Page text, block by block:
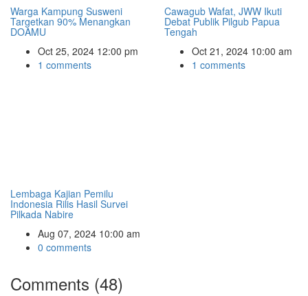
Warga Kampung Susweni
Targetkan 90% Menangkan
DOAMU
Oct 25, 2024 12:00 pm
1 comments
Cawagub Wafat, JWW Ikuti
Debat Publik Pilgub Papua
Tengah
Oct 21, 2024 10:00 am
1 comments
Lembaga Kajian Pemilu
Indonesia Rilis Hasil Survei
Pilkada Nabire
Aug 07, 2024 10:00 am
0 comments
Comments (48)